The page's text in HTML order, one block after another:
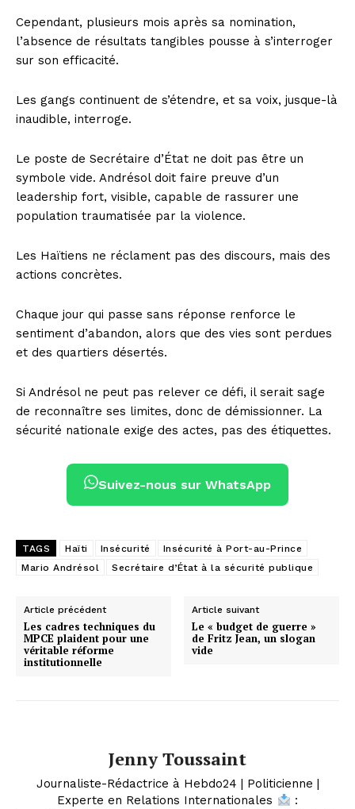
Cependant, plusieurs mois après sa nomination,
l’absence de résultats tangibles pousse à s’interroger
sur son efficacité.
Les gangs continuent de s’étendre, et sa voix, jusque-là
inaudible, interroge.
Le poste de Secrétaire d’État ne doit pas être un
symbole vide. Andrésol doit faire preuve d’un
leadership fort, visible, capable de rassurer une
population traumatisée par la violence.
Les Haïtiens ne réclament pas des discours, mais des
actions concrètes.
Chaque jour qui passe sans réponse renforce le
sentiment d’abandon, alors que des vies sont perdues
et des quartiers désertés.
Si Andrésol ne peut pas relever ce défi, il serait sage
de reconnaître ses limites, donc de démissionner. La
sécurité nationale exige des actes, pas des étiquettes.
Suivez-nous sur WhatsApp
TAGS Haïti Insécurité
Insécurité à Port-au-Prince
Mario Andrésol
Secrétaire d’État à la sécurité publique
Article précédent
Les cadres techniques du
MPCE plaident pour une
véritable réforme
institutionnelle
Article suivant
Le « budget de guerre »
de Fritz Jean, un slogan
vide
Jenny Toussaint
Journaliste-Rédactrice à Hebdo24 | Politicienne |
Experte en Relations Internationales
: